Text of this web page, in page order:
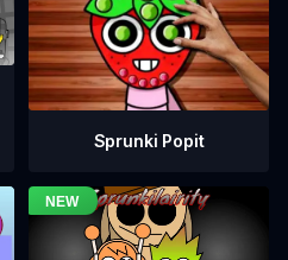
Sprunki Popit